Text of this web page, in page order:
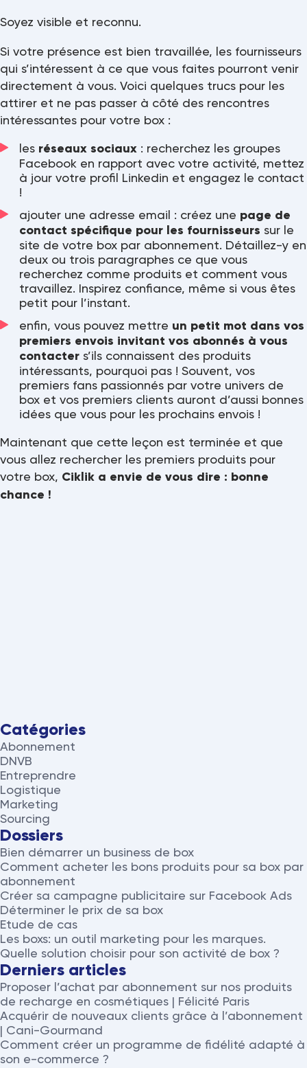
Soyez visible et reconnu.
Si votre présence est bien travaillée, les fournisseurs
qui s’intéressent à ce que vous faites pourront venir
directement à vous. Voici quelques trucs pour les
attirer et ne pas passer à côté des rencontres
intéressantes pour votre box :
les réseaux sociaux : recherchez les groupes
Facebook en rapport avec votre activité, mettez
à jour votre profil Linkedin et engagez le contact
!
ajouter une adresse email : créez une page de
contact spécifique pour les fournisseurs sur le
site de votre box par abonnement. Détaillez-y en
deux ou trois paragraphes ce que vous
recherchez comme produits et comment vous
travaillez. Inspirez confiance, même si vous êtes
petit pour l’instant.
enfin, vous pouvez mettre un petit mot dans vos
premiers envois invitant vos abonnés à vous
contacter s’ils connaissent des produits
intéressants, pourquoi pas ! Souvent, vos
premiers fans passionnés par votre univers de
box et vos premiers clients auront d’aussi bonnes
idées que vous pour les prochains envois !
Maintenant que cette leçon est terminée et que
vous allez rechercher les premiers produits pour
votre box, Ciklik a envie de vous dire : bonne
chance !
Catégories
Abonnement
DNVB
Entreprendre
Logistique
Marketing
Sourcing
Dossiers
Bien démarrer un business de box
Comment acheter les bons produits pour sa box par
abonnement
Créer sa campagne publicitaire sur Facebook Ads
Déterminer le prix de sa box
Etude de cas
Les boxs: un outil marketing pour les marques.
Quelle solution choisir pour son activité de box ?
Derniers articles
Proposer l’achat par abonnement sur nos produits
de recharge en cosmétiques | Félicité Paris
Acquérir de nouveaux clients grâce à l’abonnement
| Cani-Gourmand
Comment créer un programme de fidélité adapté à
son e-commerce ?